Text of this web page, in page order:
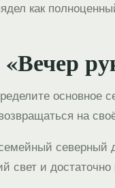
как
основное
на
северный
свет и